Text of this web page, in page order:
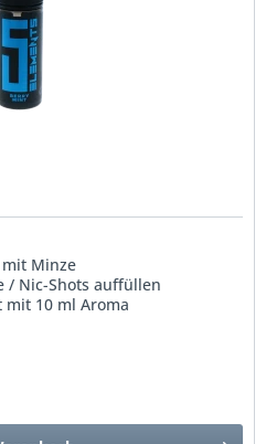
Minze
/ Nic-Shots auffüllen
mit 10 ml Aroma